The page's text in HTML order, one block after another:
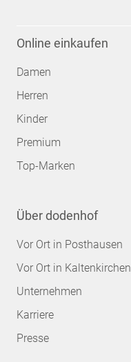
Online einkaufen
Damen
Herren
Kinder
Premium
Top-Marken
Über dodenhof
Vor Ort in Posthausen
Vor Ort in Kaltenkirchen
Unternehmen
Karriere
Presse